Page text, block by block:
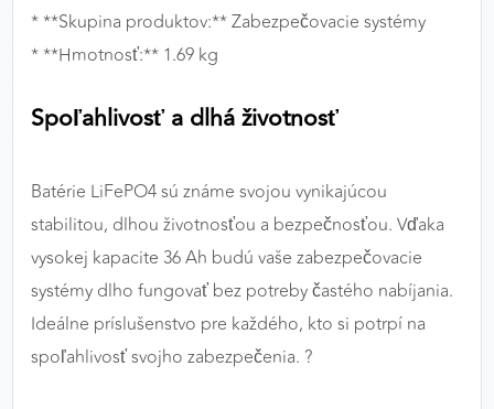
* **Skupina produktov:** Zabezpečovacie systémy
* **Hmotnosť:** 1.69 kg
Spoľahlivosť a dlhá životnosť
Batérie LiFePO4 sú známe svojou vynikajúcou
stabilitou, dlhou životnosťou a bezpečnosťou. Vďaka
vysokej kapacite 36 Ah budú vaše zabezpečovacie
systémy dlho fungovať bez potreby častého nabíjania.
Ideálne príslušenstvo pre každého, kto si potrpí na
spoľahlivosť svojho zabezpečenia. ?